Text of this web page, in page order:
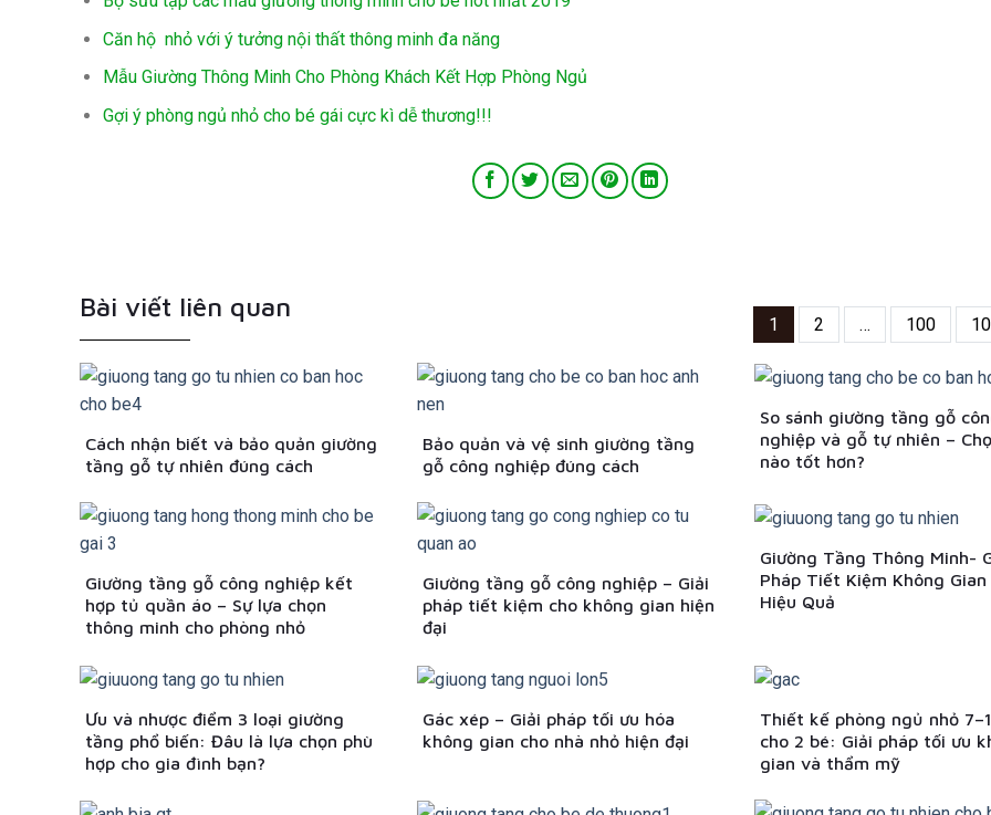
Căn hộ nhỏ với ý tưởng nội thất thông minh đa năng
Mẫu Giường Thông Minh Cho Phòng Khách Kết Hợp Phòng Ngủ
Gợi ý phòng ngủ nhỏ cho bé gái cực kì dễ thương!!!
Bài viết liên quan
1 2 … 100
Cách nhận biết và bảo quản giường
tầng gỗ tự nhiên đúng cách
Bảo quản và vệ sinh giường tầng
gỗ công nghiệp đúng cách
So sánh giường tầng gỗ
nghiệp và gỗ tự nhiên –
nào tốt hơn?
Giường tầng gỗ công nghiệp kết
hợp tủ quần áo – Sự lựa chọn
thông minh cho phòng nhỏ
Giường tầng gỗ công nghiệp – Giải
pháp tiết kiệm cho không gian hiện
đại
Giường Tầng Thông Minh-
Pháp Tiết Kiệm Không Gian
Hiệu Quả
Ưu và nhược điểm 3 loại giường
tầng phổ biến: Đâu là lựa chọn phù
hợp cho gia đình bạn?
Gác xép – Giải pháp tối ưu hóa
không gian cho nhà nhỏ hiện đại
Thiết kế phòng ngủ nhỏ
cho 2 bé: Giải pháp tối ưu
gian và thẩm mỹ